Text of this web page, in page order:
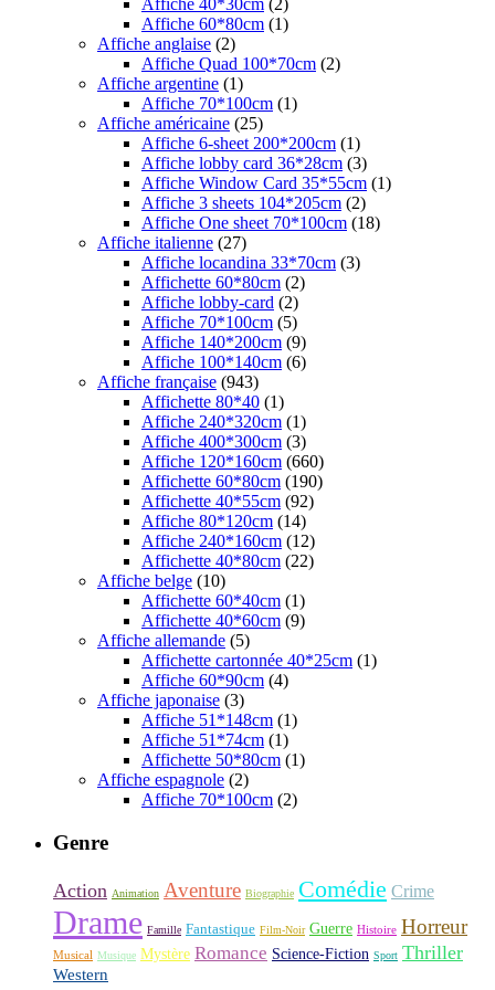
Affiche 40*30cm (2)
Affiche 60*80cm (1)
Affiche anglaise (2)
Affiche Quad 100*70cm (2)
Affiche argentine (1)
Affiche 70*100cm (1)
Affiche américaine (25)
Affiche 6-sheet 200*200cm (1)
Affiche lobby card 36*28cm (3)
Affiche Window Card 35*55cm (1)
Affiche 3 sheets 104*205cm (2)
Affiche One sheet 70*100cm (18)
Affiche italienne (27)
Affiche locandina 33*70cm (3)
Affichette 60*80cm (2)
Affiche lobby-card (2)
Affiche 70*100cm (5)
Affiche 140*200cm (9)
Affiche 100*140cm (6)
Affiche française (943)
Affichette 80*40 (1)
Affiche 240*320cm (1)
Affiche 400*300cm (3)
Affiche 120*160cm (660)
Affichette 60*80cm (190)
Affichette 40*55cm (92)
Affiche 80*120cm (14)
Affiche 240*160cm (12)
Affichette 40*80cm (22)
Affiche belge (10)
Affichette 60*40cm (1)
Affichette 40*60cm (9)
Affiche allemande (5)
Affichette cartonnée 40*25cm (1)
Affiche 60*90cm (4)
Affiche japonaise (3)
Affiche 51*148cm (1)
Affiche 51*74cm (1)
Affichette 50*80cm (1)
Affiche espagnole (2)
Affiche 70*100cm (2)
Genre
Action Animation Aventure Biographie Comédie Crime
Drame Famille Fantastique Film-Noir Guerre Histoire Horreur
Musical Musique Mystère Romance Science-Fiction Sport Thriller
Western